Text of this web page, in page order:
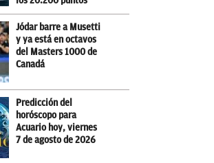
Jódar barre a Musetti
y ya está en octavos
del Masters 1000 de
Canadá
Predicción del
horóscopo para
Acuario hoy, viernes
7 de agosto de 2026